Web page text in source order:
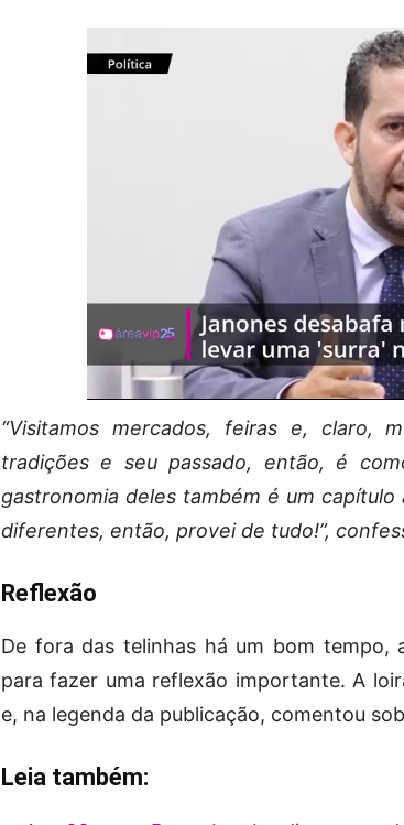
“Visitamos mercados, feiras e, claro,
tradições e seu passado, então, é
gastronomia deles também é um
diferentes, então, provei de tudo!”,
Reflexão
De fora das telinhas há um bom tempo,
para fazer uma reflexão importante. A
e, na legenda da publicação, comentou
Leia também: